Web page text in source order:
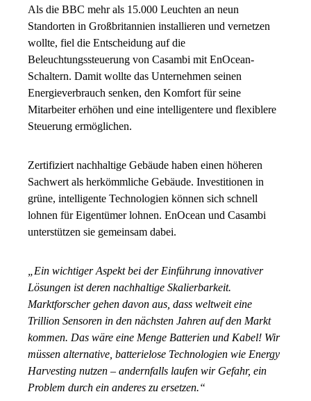
Als die BBC mehr als 15.000 Leuchten an neun
Standorten in Großbritannien installieren und vernetzen
wollte, fiel die Entscheidung auf die
Beleuchtungssteuerung von Casambi mit EnOcean-
Schaltern. Damit wollte das Unternehmen seinen
Energieverbrauch senken, den Komfort für seine
Mitarbeiter erhöhen und eine intelligentere und flexiblere
Steuerung ermöglichen.
Zertifiziert nachhaltige Gebäude haben einen höheren
Sachwert als herkömmliche Gebäude. Investitionen in
grüne, intelligente Technologien können sich schnell
lohnen für Eigentümer lohnen. EnOcean und Casambi
unterstützen sie gemeinsam dabei.
„Ein wichtiger Aspekt bei der Einführung innovativer
Lösungen ist deren nachhaltige Skalierbarkeit.
Marktforscher gehen davon aus, dass weltweit eine
Trillion Sensoren in den nächsten Jahren auf den Markt
kommen. Das wäre eine Menge Batterien und Kabel! Wir
müssen alternative, batterielose Technologien wie Energy
Harvesting nutzen – andernfalls laufen wir Gefahr, ein
Problem durch ein anderes zu ersetzen.“